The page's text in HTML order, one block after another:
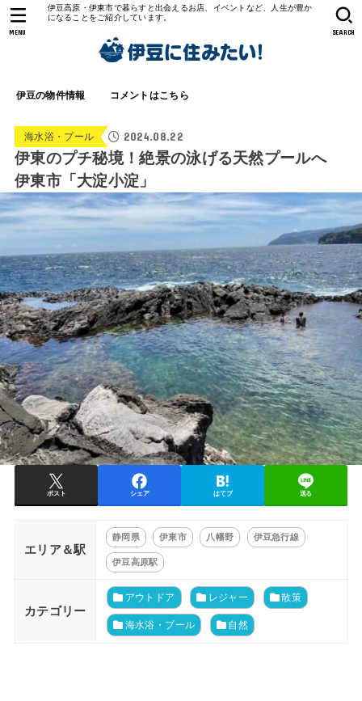
伊豆高原・伊東市で暮らすと出会えるお店、イベントなど、人生が豊か
になることをご紹介しています。
伊豆の物件情報 コメントはこちら
SEARCH
MENU
海水浴・プール 2024.08.22
伊東のプチ秘境！絶景の泳げる天然プールへ
伊東市「大淀小淀」
ポスト シェア はてブ 送る
エリア＆駅
静岡県 伊東市 八幡野 伊豆急行線
伊豆高原駅
カテゴリー
アウトドア レジャー 散策
海水浴・プール 自然